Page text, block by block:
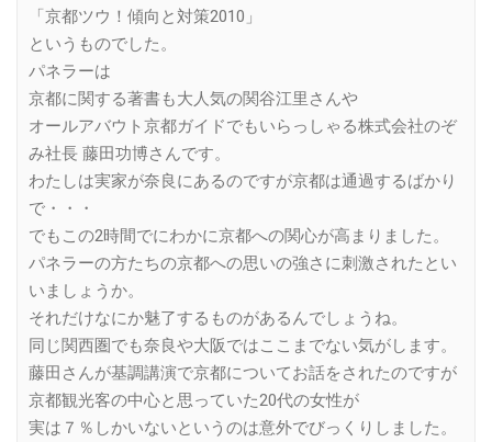
「京都ツウ！傾向と対策2010」
というものでした。
パネラーは
京都に関する著書も大人気の関谷江里さんや
オールアバウト京都ガイドでもいらっしゃる株式会社のぞ
み社長 藤田功博さんです。
わたしは実家が奈良にあるのですが京都は通過するばかり
で・・・
でもこの2時間でにわかに京都への関心が高まりました。
パネラーの方たちの京都への思いの強さに刺激されたとい
いましょうか。
それだけなにか魅了するものがあるんでしょうね。
同じ関西圏でも奈良や大阪ではここまでない気がします。
藤田さんが基調講演で京都についてお話をされたのですが
京都観光客の中心と思っていた20代の女性が
実は７％しかいないというのは意外でびっくりしました。